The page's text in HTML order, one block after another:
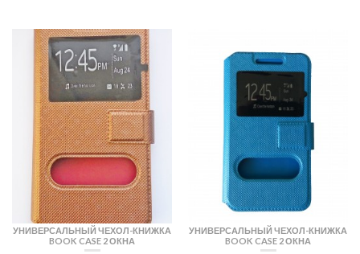
УНИВЕРСАЛЬНЫЙ ЧЕХОЛ-КНИЖКА
BOOK CASE 2 ОКНА
УНИВЕРСАЛЬНЫЙ ЧЕХОЛ-КНИЖКА
BOOK CASE 2 ОКНА